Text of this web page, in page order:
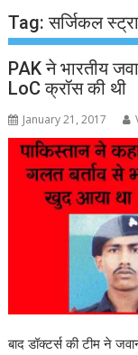
Tag:सर्जिकल
PAK ने भारतीय
LoC क्रॉस की थी
January 21, 2017
बाद डॉक्टर्स की टीम ने